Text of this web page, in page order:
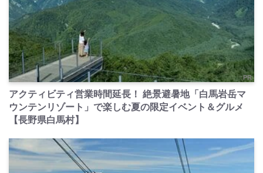
PR
アクティビティ営業時間延長！ 絶景避暑地「白馬岩岳マ
ウンテンリゾート」で楽しむ夏の限定イベント＆グルメ
【長野県白馬村】